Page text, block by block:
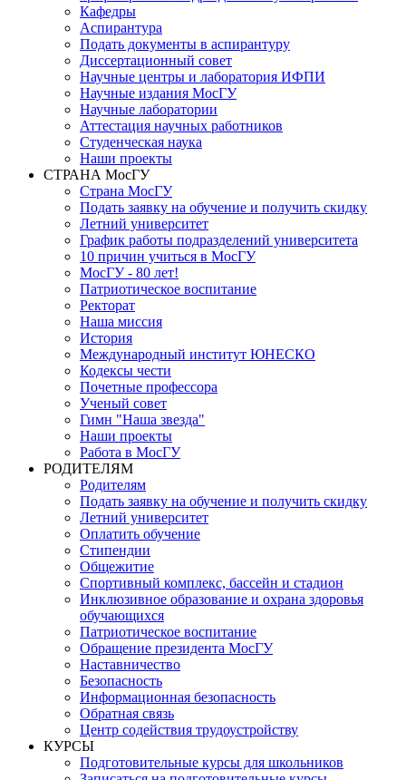
Кафедры
Аспирантура
Подать документы в аспирантуру
Диссертационный совет
Научные центры и лаборатория ИФПИ
Научные издания МосГУ
Научные лаборатории
Аттестация научных работников
Студенческая наука
Наши проекты
СТРАНА МосГУ
Страна МосГУ
Подать заявку на обучение и получить скидку
Летний университет
График работы подразделений университета
10 причин учиться в МосГУ
МосГУ - 80 лет!
Патриотическое воспитание
Ректорат
Наша миссия
История
Международный институт ЮНЕСКО
Кодексы чести
Почетные профессора
Ученый совет
Гимн "Наша звезда"
Наши проекты
Работа в МосГУ
РОДИТЕЛЯМ
Родителям
Подать заявку на обучение и получить скидку
Летний университет
Оплатить обучение
Стипендии
Общежитие
Спортивный комплекс, бассейн и стадион
Инклюзивное образование и охрана здоровья
обучающихся
Патриотическое воспитание
Обращение президента МосГУ
Наставничество
Безопасность
Информационная безопасность
Обратная связь
Центр содействия трудоустройству
КУРСЫ
Подготовительные курсы для школьников